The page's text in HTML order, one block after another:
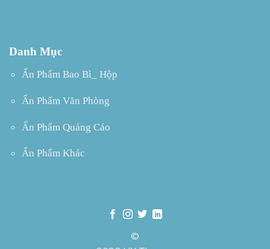
Danh Mục
Ấn Phẩm Bao Bì_ Hộp
Ấn Phẩm Văn Phòng
Ấn Phẩm Quảng Cáo
Ấn Phẩm Khác
©